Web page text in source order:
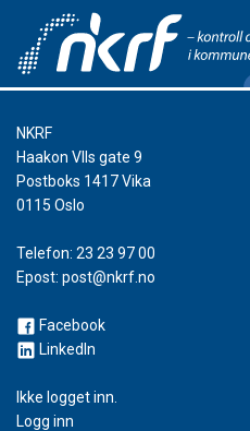
NKRF
Haakon VIIs gate 9
Postboks 1417 Vika
0115 Oslo
Telefon: 23 23 97 00
Epost: post@nkrf.no
Facebook
LinkedIn
Ikke logget inn.
Logg inn